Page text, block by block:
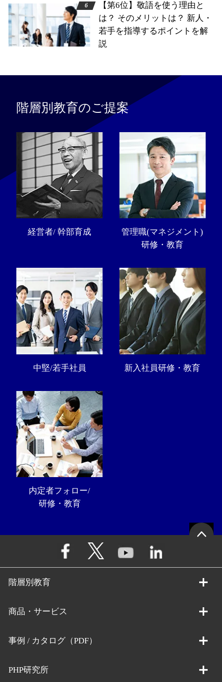
【第6位】敬語を使う理由と
は？ そのメリットは？ 新人・
若手を指導するポイントを解
説
階層別教育のご提案
経営者/ 幹部育成
管理職(マネジメント)
研修・教育
中堅/若手社員 新入社員研修・教育
内定者フォロー/
研修・教育
階層別教育
商品・サービス
事例 / カタログ（PDF）
PHP研究所